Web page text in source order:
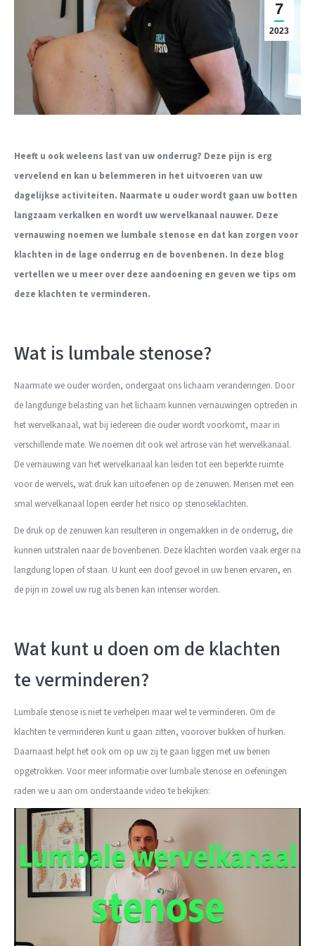
7
2023
Heeft u ook weleens last van uw onderrug? Deze pijn is erg
vervelend en kan u belemmeren in het uitvoeren van uw
dagelijkse activiteiten. Naarmate u ouder wordt gaan uw botten
langzaam verkalken en wordt uw wervelkanaal nauwer. Deze
vernauwing noemen we lumbale stenose en dat kan zorgen voor
klachten in de lage onderrug en de bovenbenen. In deze blog
vertellen we u meer over deze aandoening en geven we tips om
deze klachten te verminderen.
Wat is lumbale stenose?
Naarmate we ouder worden, ondergaat ons lichaam veranderingen. Door
de langdurige belasting van het lichaam kunnen vernauwingen optreden in
het wervelkanaal, wat bij iedereen die ouder wordt voorkomt, maar in
verschillende mate. We noemen dit ook wel artrose van het wervelkanaal.
De vernauwing van het wervelkanaal kan leiden tot een beperkte ruimte
voor de wervels, wat druk kan uitoefenen op de zenuwen. Mensen met een
smal wervelkanaal lopen eerder het risico op stenoseklachten.
De druk op de zenuwen kan resulteren in ongemakken in de onderrug, die
kunnen uitstralen naar de bovenbenen. Deze klachten worden vaak erger na
langdurig lopen of staan. U kunt een doof gevoel in uw benen ervaren, en
de pijn in zowel uw rug als benen kan intenser worden.
Wat kunt u doen om de klachten
te verminderen?
Lumbale stenose is niet te verhelpen maar wel te verminderen. Om de
klachten te verminderen kunt u gaan zitten, voorover bukken of hurken.
Daarnaast helpt het ook om op uw zij te gaan liggen met uw benen
opgetrokken. Voor meer informatie over lumbale stenose en oefeningen
raden we u aan om onderstaande video te bekijken: